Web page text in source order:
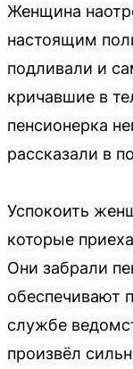
Женщина
настоящим
подливали и
кричавшие в
пенсионерка
рассказали в
Успокоить
которые
Они забрали
обеспечивают
службе
произвёл